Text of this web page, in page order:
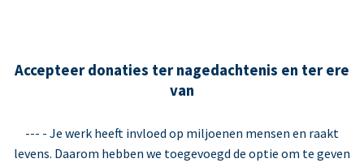
Accepteer donaties ter nagedachtenis en ter ere
van
--- - Je werk heeft invloed op miljoenen mensen en raakt
levens. Daarom hebben we toegevoegd de optie om te geven